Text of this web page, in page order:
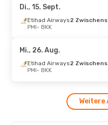
2 Zwischenstopps
PMI- BKK
Etihad Airways1
BKK
- PMI
Fr., 2. Okt.- Di., 6. Okt.
Etihad Airways
2 Zwischenstopps
Di., 15. Sept.
Etihad Airways2
PMI- BKK
Mi., 26. Aug.
Etihad Airways2
PMI- BKK
Weitere